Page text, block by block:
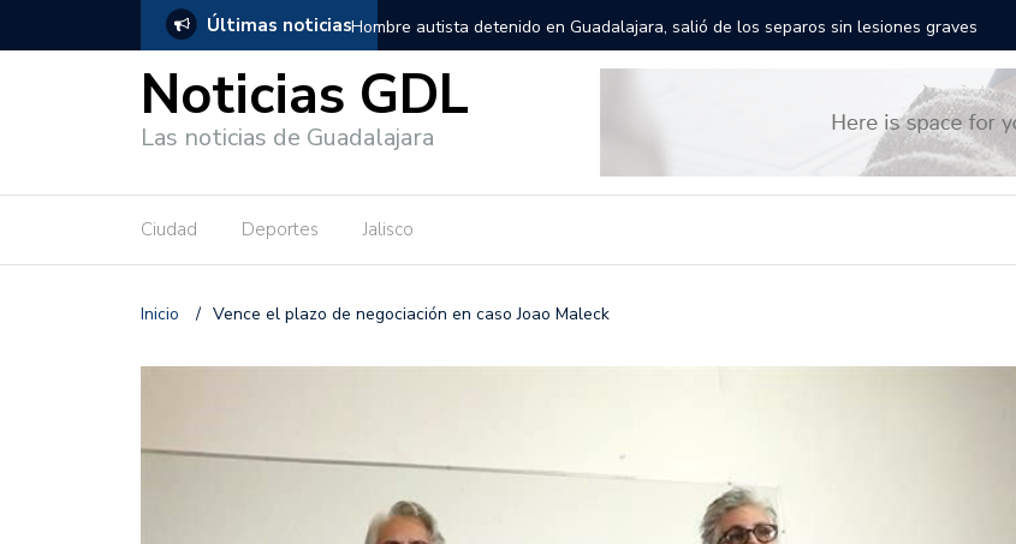
Últimas noticias
salió de los separos sin lesiones graves Títeres gigantes recorrerán las calles de Guadalajara: aparta la fecha
Noticias GDL
Las noticias de Guadalajara
Ciudad Deportes Jalisco
Inicio / Vence el plazo de negociación en caso Joao Maleck